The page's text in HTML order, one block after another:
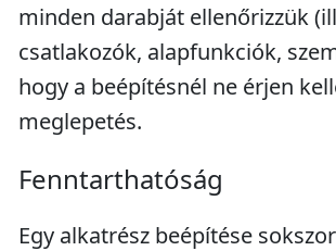
minden darabját ellenőrizzük
csatlakozók, alapfunkciók,
hogy a beépítésnél ne érjen
meglepetés.
Fenntarthatóság
Egy alkatrész beépítése sokszor